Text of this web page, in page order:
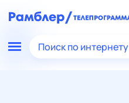
Поиск по интернету